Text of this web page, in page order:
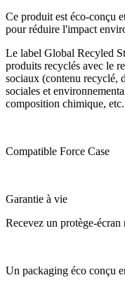
Ce produit est éco-conçu
pour réduire l'impact
Le label Global Recyled
produits recyclés avec le
sociaux (contenu recyclé,
sociales et
composition chimique,
Compatible Force Case
Garantie à vie
Recevez un protège-
Un packaging éco conçu